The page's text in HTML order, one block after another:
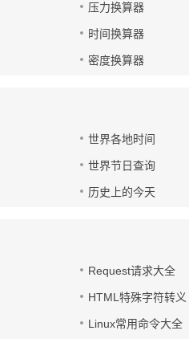
压力换算器
时间换算器
密度换算器
世界各地时间
世界节日查询
历史上的今天
Request请求大全
HTML特殊字符转义
Linux常用命令大全